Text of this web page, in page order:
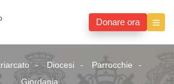
Donare ora
Diocesi
Parrocchie